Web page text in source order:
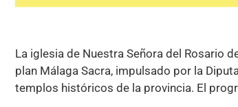
La iglesia de Nuestra Señora del Rosario
plan Málaga Sacra, impulsado por la
templos históricos de la provincia. El